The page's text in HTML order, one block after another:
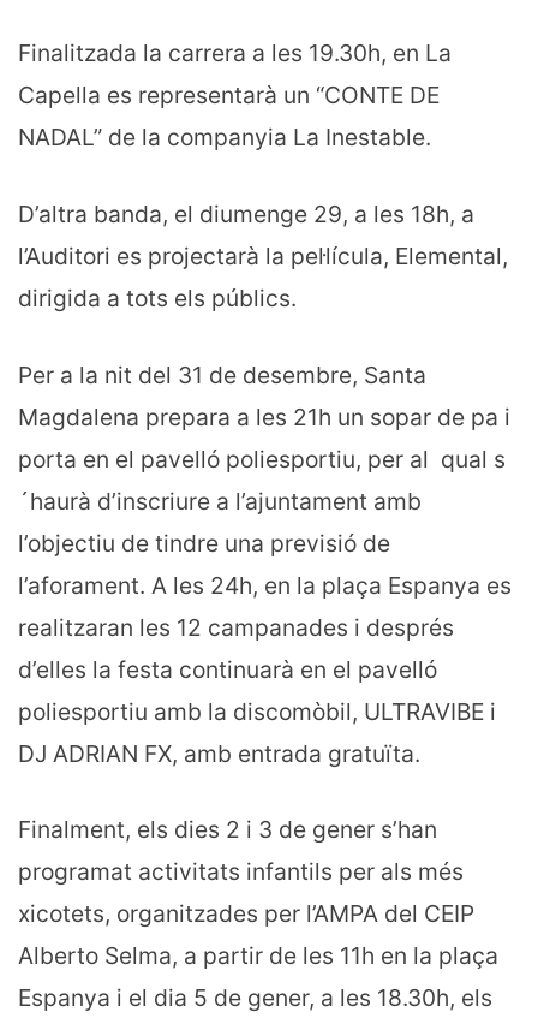
Finalitzada la carrera a les 19.30h, en La
Capella es representarà un “CONTE DE
NADAL” de la companyia La Inestable.
D’altra banda, el diumenge 29, a les 18h, a
l’Auditori es projectarà la pel·lícula, Elemental,
dirigida a tots els públics.
Per a la nit del 31 de desembre, Santa
Magdalena prepara a les 21h un sopar de pa i
porta en el pavelló poliesportiu, per al qual s
´haurà d’inscriure a l’ajuntament amb
l’objectiu de tindre una previsió de
l’aforament. A les 24h, en la plaça Espanya es
realitzaran les 12 campanades i després
d’elles la festa continuarà en el pavelló
poliesportiu amb la discomòbil, ULTRAVIBE i
DJ ADRIAN FX, amb entrada gratuïta.
Finalment, els dies 2 i 3 de gener s’han
programat activitats infantils per als més
xicotets, organitzades per l’AMPA del CEIP
Alberto Selma, a partir de les 11h en la plaça
Espanya i el dia 5 de gener, a les 18.30h, els